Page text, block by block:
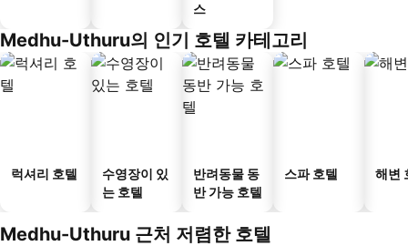
스
Medhu-Uthuru의 인기 호텔 카테고리
럭셔리 호텔
수영장이 있
는 호텔
반려동물 동
반 가능 호텔
스파 호텔 해변
Medhu-Uthuru 근처 저렴한 호텔